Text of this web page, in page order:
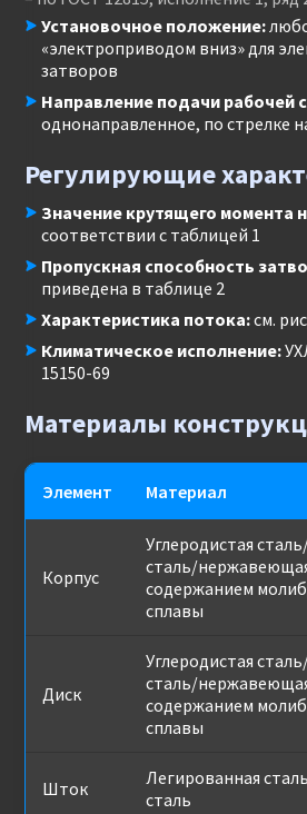
Установочное положение:
«электроприводом вниз» для
затворов
Направление подачи рабочей
однонаправленное, по стрелке
Регулирующие
Значение крутящего момента
соответствии с таблицей 1
Пропускная способность
приведена в таблице 2
Характеристика потока:см.
Климатическое исполнение:
15150-69
Материалы
Элемент Материал
Корпус
Углеродистая
сталь/
содержанием
сплавы
Диск
Углеродистая
сталь/
содержанием
сплавы
Шток
Легированная
сталь